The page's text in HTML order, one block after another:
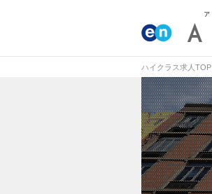
ハイクラス求人TOP